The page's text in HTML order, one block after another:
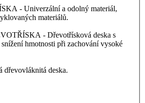
- Univerzální a odolný materiál,
materiálů.
- Dřevotřísková deska s
hmotnosti při zachování vysoké
dřevovláknitá deska.